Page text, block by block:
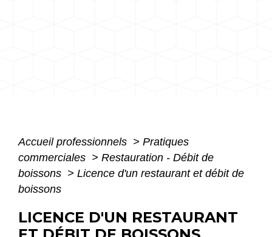
Accueil professionnels > Pratiques
commerciales > Restauration - Débit de
boissons > Licence d'un restaurant et débit de
boissons
LICENCE D'UN RESTAURANT